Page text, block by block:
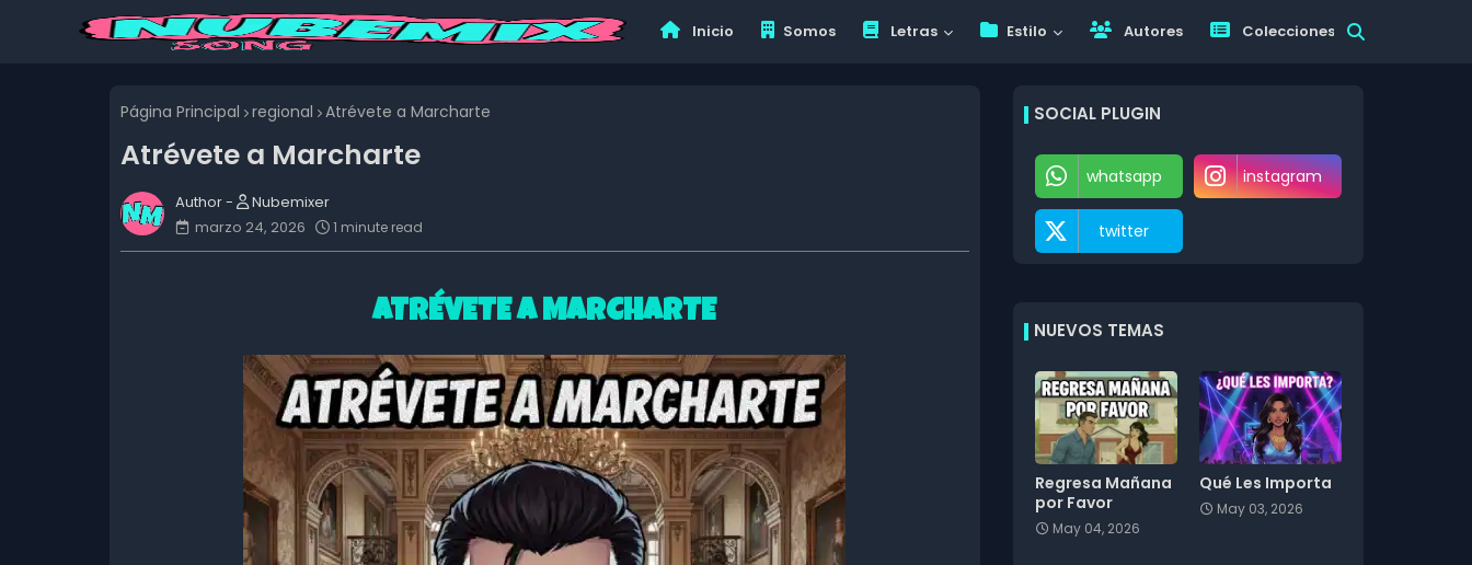
Inicio Somos Letras Estilo Autores Colecciones
Página Principal regional Atrévete a Marcharte
Atrévete a Marcharte
Nubemixer
marzo 24, 2026
1 minute read
ATRÉVETE A MARCHARTE
SOCIAL PLUGIN
whatsapp instagram
twitter
NUEVOS TEMAS
Regresa Mañana
por Favor
May 04, 2026
Qué Les Importa
May 03, 2026